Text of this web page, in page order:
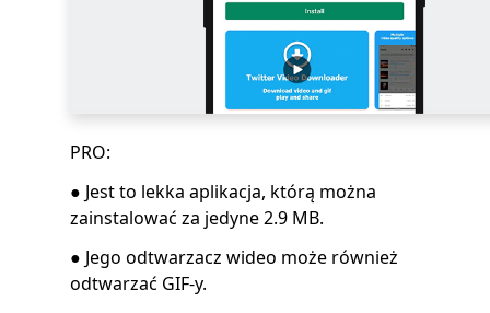
PRO:
● Jest to lekka aplikacja, którą można
zainstalować za jedyne 2.9 MB.
● Jego odtwarzacz wideo może również
odtwarzać GIF-y.